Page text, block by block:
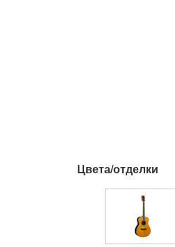
Цвета/отделки